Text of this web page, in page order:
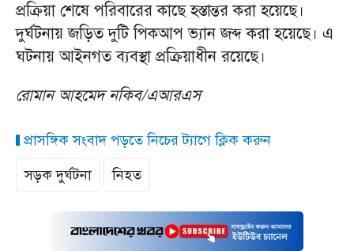
প্রক্রিয়া শেষে পরিবারের কাছে হস্তান্তর করা হয়েছে।
দুর্ঘটনায় জড়িত দুটি পিকআপ ভ্যান জব্দ করা হয়েছে। এ
ঘটনায় আইনগত ব্যবস্থা প্রক্রিয়াধীন রয়েছে।
রোমান আহমেদ নকিব/এআরএস
প্রাসঙ্গিক সংবাদ পড়তে নিচের ট্যাগে ক্লিক করুন
সড়ক দুর্ঘটনা
নিহত